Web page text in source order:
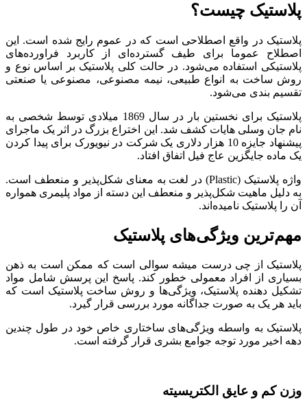
پلاستیک چیست؟
پلاستیک در واقع اصطلاحی است که در عموم رایج شده است. این
اصطلاح عموما برای طیف گسترده‌ای از کاربرد فراورده‌های
پلاستیکی استفاده می‌شود. در حالت کلی پلاستیک بر اساس نوع و
روش ساخت به انواع طبیعی، نیمه مصنوعی، مصنوعی یا صنعتی
تقسیم بندی می‌شود.
پلاستیک برای نخستین بار در سال 1869 میلادی توسط شخصی به
نام جان وسلی هایات کشف شد. این اختراع بزرگ در اثر یک ماجرای
پیشنهاد جایزه 10 هزار دلاری یک شرکت در نیویورک برای پیدا کردن
یک ماده جایگزین عاج فیل اتفاق افتاد.
واژه پلاستیک (Plastic) در لغت به معنای شکل‌پذیر و منعطف است.
به دلیل ماهیت شکل‌پذیر و منعطف این دسته از مواد پلیمری همواره
آن را پلاستیک نامیده‌اند.
مهم‌ترین ویژگی‌های پلاستیک
پلاستیک از چی درست میشه سوالی است که ممکن است به ذهن
بسیاری از افراد معمولی خطور کند. پاسخ این پرسش شامل مواد
تشکیل دهنده پلاستیک، ویژگی‌ها و روش ساخت پلاستیک است که
باید هر یک به صورت جداگانه مورد بررسی قرار گیرد.
پلاستیک به واسطه ویژگی‌های ساختاری خاص خود در طول چندین
دهه اخیر مورد توجه جوامع بشری قرار گرفته است.
وزن کم و عایق الکتریسیته